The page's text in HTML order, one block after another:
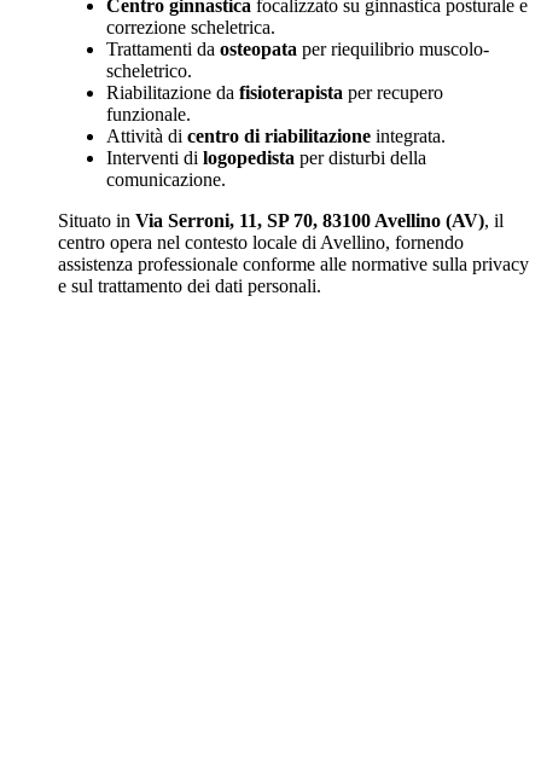
Centro ginnastica focalizzato su ginnastica posturale e
correzione scheletrica.
Trattamenti da osteopata per riequilibrio muscolo-
scheletrico.
Riabilitazione da fisioterapista per recupero
funzionale.
Attività di centro di riabilitazione integrata.
Interventi di logopedista per disturbi della
comunicazione.
Situato in Via Serroni, 11, SP 70, 83100 Avellino (AV), il
centro opera nel contesto locale di Avellino, fornendo
assistenza professionale conforme alle normative sulla privacy
e sul trattamento dei dati personali.